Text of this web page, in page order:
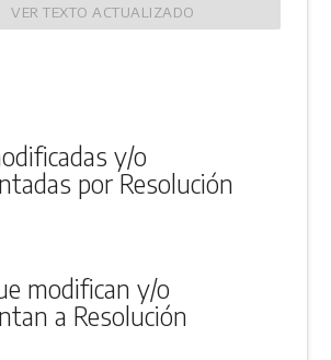
VER TEXTO ACTUALIZADO
y/o
por Resolución
modifican y/o
a Resolución